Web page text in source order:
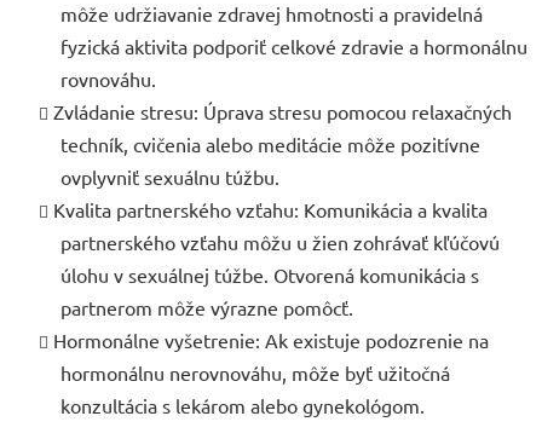
môže udržiavanie zdravej hmotnosti a pravidelná
fyzická aktivita podporiť celkové zdravie a hormonálnu
rovnováhu.
Zvládanie stresu: Úprava stresu pomocou relaxačných
techník, cvičenia alebo meditácie môže pozitívne
ovplyvniť sexuálnu túžbu.
Kvalita partnerského vzťahu: Komunikácia a kvalita
partnerského vzťahu môžu u žien zohrávať kľúčovú
úlohu v sexuálnej túžbe. Otvorená komunikácia s
partnerom môže výrazne pomôcť.
Hormonálne vyšetrenie: Ak existuje podozrenie na
hormonálnu nerovnováhu, môže byť užitočná
konzultácia s lekárom alebo gynekológom.